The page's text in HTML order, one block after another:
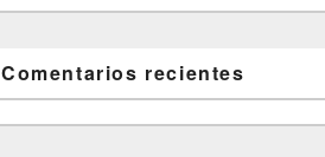
Comentarios recientes